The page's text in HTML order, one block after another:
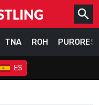
TNA ROH
ES